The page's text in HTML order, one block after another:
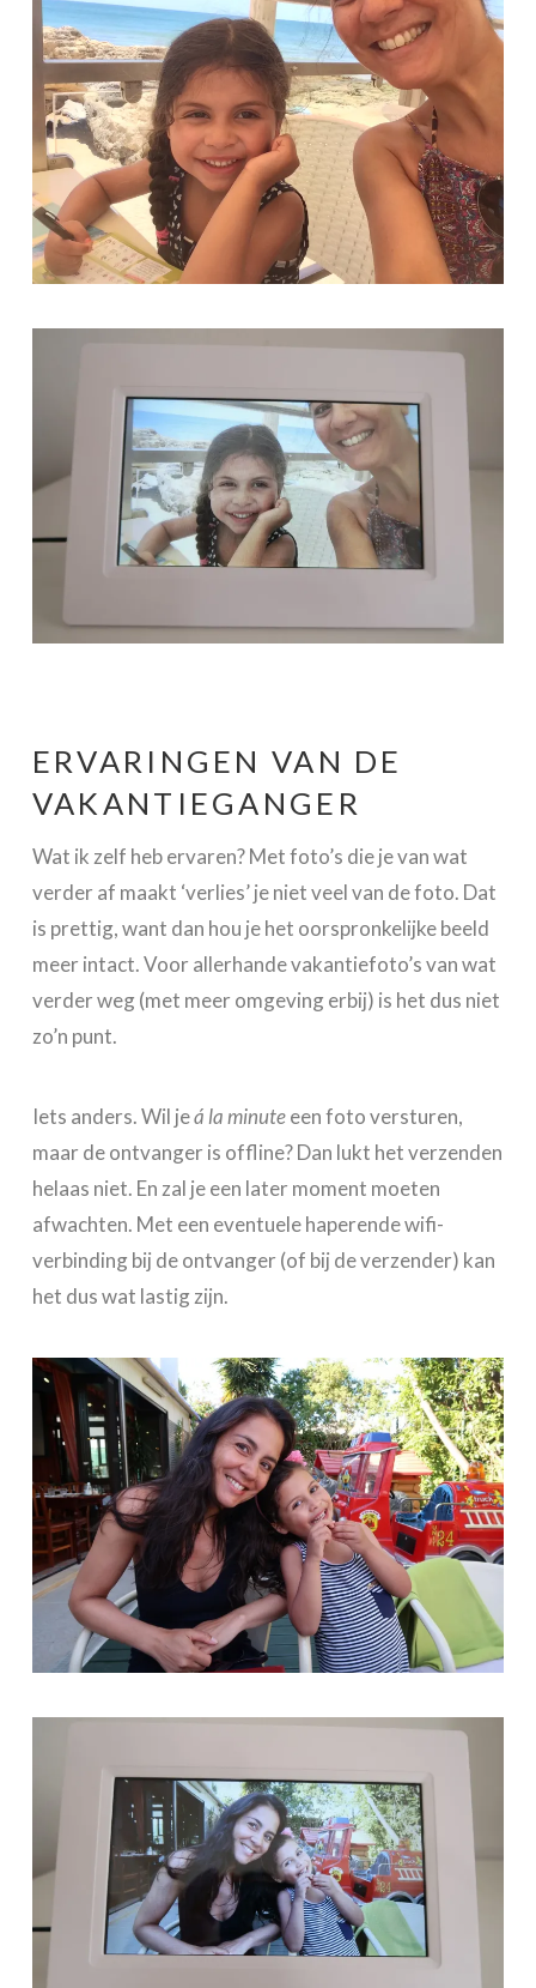
ERVARINGEN VAN DE
VAKANTIEGANGER
Wat ik zelf heb ervaren? Met foto’s die je van wat
verder af maakt ‘verlies’ je niet veel van de foto. Dat
is prettig, want dan hou je het oorspronkelijke beeld
meer intact. Voor allerhande vakantiefoto’s van wat
verder weg (met meer omgeving erbij) is het dus niet
zo’n punt.
Iets anders. Wil jeá la minuteeen foto versturen,
maar de ontvanger is offline? Dan lukt het verzenden
helaas niet. En zal je een later moment moeten
afwachten. Met een eventuele haperende wifi-
verbinding bij de ontvanger (of bij de verzender) kan
het dus wat lastig zijn.